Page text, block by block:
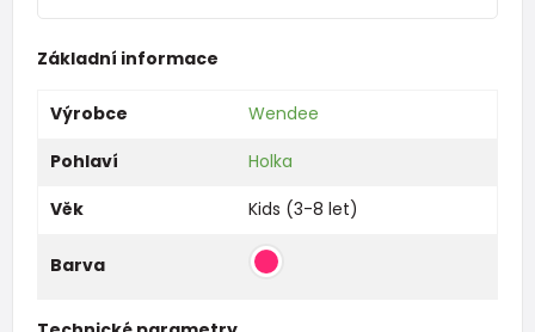
Základní informace
Výrobce
Wendee
Pohlaví
Holka
Věk
Kids (3-8 let)
Barva